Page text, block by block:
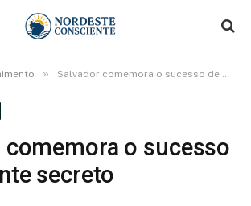
» Salvador comemora o sucesso de O agente secreto
comemora o sucesso
secreto